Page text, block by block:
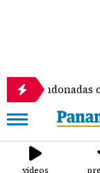
videos